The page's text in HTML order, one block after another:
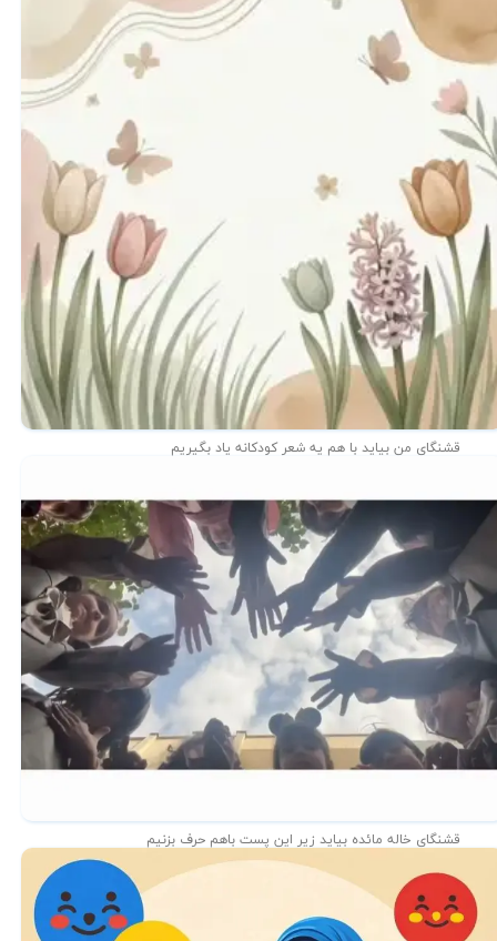
★★
قشنگای من بيايد با هم یه شعر کودکانه ياد بگیریم
قشنگای خاله مائده بیاید زیر این پست باهم حرف بزنیم